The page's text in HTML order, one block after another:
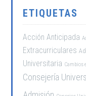
ETIQUETAS
Acción Anticipada
Extracurriculares
Universitaria Cambios
Consejería